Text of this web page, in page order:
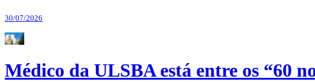
30/07/2026
Médico da ULSBA está entre os “60